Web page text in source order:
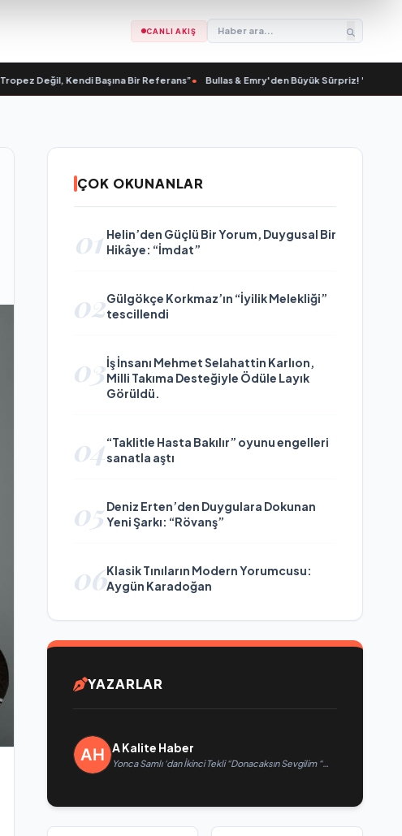
CANLI AKIŞ
Değil, Kendi Başına Bir Referans”• Bullas & Emry'den Büyük Sürpriz! "Kaç Kurtul"
ÇOK OKUNANLAR
01 Helin’den Güçlü Bir Yorum, Duygusal Bir
Hikâye: “İmdat”
02Gülgökçe Korkmaz’ın “İyilik Melekliği”
tescillendi
03İş İnsanı Mehmet Selahattin Karlıon,
Milli Takıma Desteğiyle Ödüle Layık
Görüldü.
04“Taklitle Hasta Bakılır” oyunu engelleri
sanatla aştı
05 Deniz Erten’den Duygulara Dokunan
Yeni Şarkı: “Rövanş”
06Klasik Tınıların Modern Yorumcusu:
Aygün Karadoğan
YAZARLAR
A Kalite Haber
Yonca Samlı ‘dan İkinci Tekli “Donacaksın Sevgilim “